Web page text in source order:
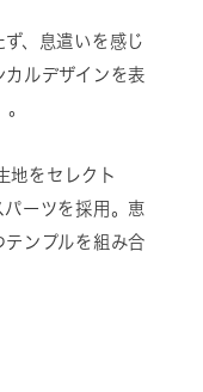
、息遣いを感じ
ルデザインを表
地をセレクト
パーツを採用。恵
ンプルを組み合